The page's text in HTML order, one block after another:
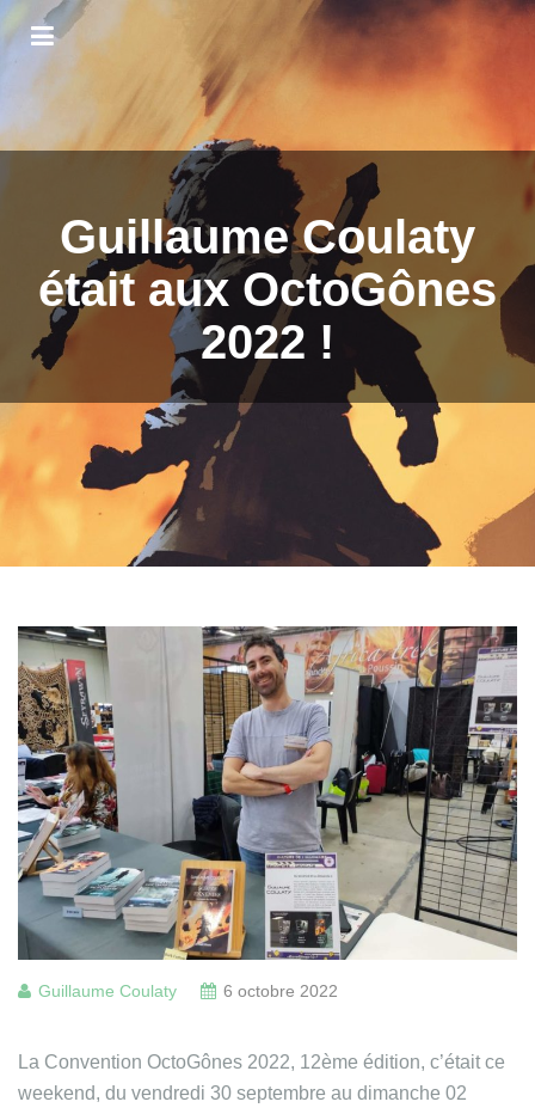
Guillaume Coulaty
était aux OctoGônes
2022 !
Guillaume Coulaty 6 octobre 2022
La Convention OctoGônes 2022, 12ème édition, c’était ce
weekend, du vendredi 30 septembre au dimanche 02